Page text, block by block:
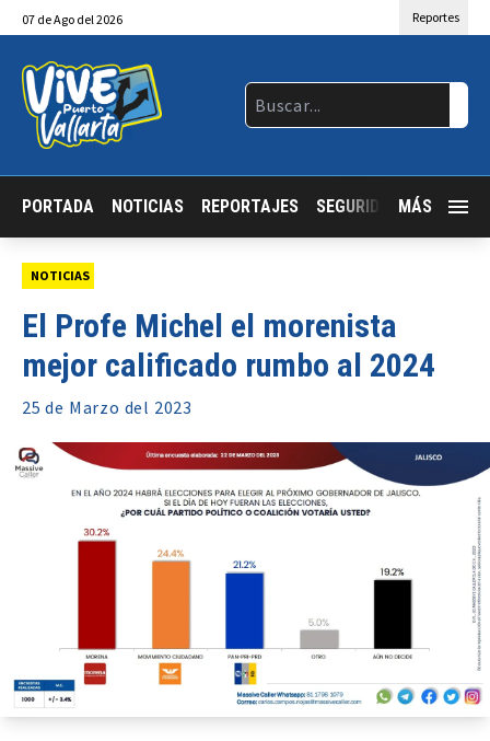
07 deAgo del 2026 Reportes
PORTADA NOTICIAS REPORTAJES SEGURIDAD JALISCO
MÁS
NOTICIAS
El Profe Michel el morenista
mejor calificado rumbo al 2024
25 de Marzo del 2023